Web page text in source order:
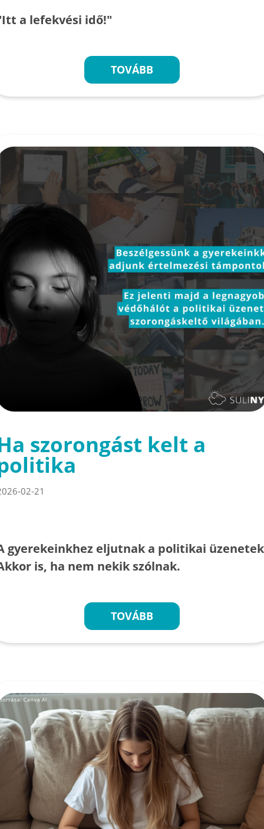
a lefekvési idő!"
TOVÁBB
szorongást kelt a
02-21
gyerekeinkhez eljutnak a politikai
is, ha nem nekik szólnak.
TOVÁBB